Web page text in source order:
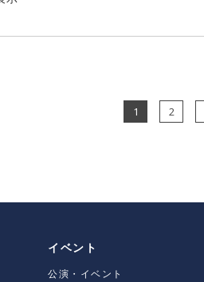
1 2
イベント
公演・イベント